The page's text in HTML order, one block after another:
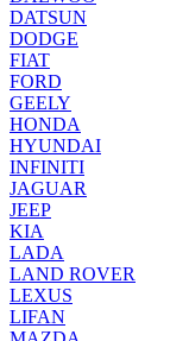
DATSUN
DODGE
FIAT
FORD
GEELY
HONDA
HYUNDAI
INFINITI
JAGUAR
JEEP
KIA
LADA
LAND ROVER
LEXUS
LIFAN